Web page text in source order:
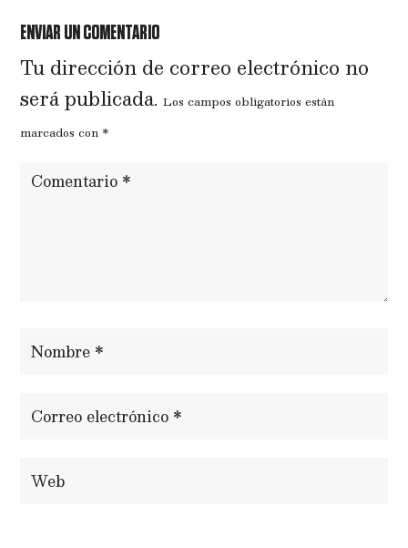
ENVIAR UN COMENTARIO
Tu dirección de correo electrónico no
será publicada. Los campos obligatorios están
marcados con *